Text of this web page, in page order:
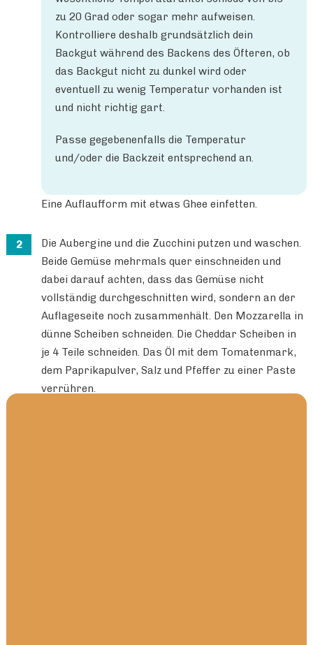
zu 20 Grad oder sogar mehr aufweisen.
Kontrolliere deshalb grundsätzlich dein
Backgut während des Backens des Öfteren, ob
das Backgut nicht zu dunkel wird oder
eventuell zu wenig Temperatur vorhanden ist
und nicht richtig gart.
Passe gegebenenfalls die Temperatur
und/oder die Backzeit entsprechend an.
Eine Auflaufform mit etwas Ghee einfetten.
Die Aubergine und die Zucchini putzen und waschen.
Beide Gemüse mehrmals quer einschneiden und
dabei darauf achten, dass das Gemüse nicht
vollständig durchgeschnitten wird, sondern an der
Auflageseite noch zusammenhält. Den Mozzarella in
dünne Scheiben schneiden. Die Cheddar Scheiben in
je 4 Teile schneiden. Das Öl mit dem Tomatenmark,
dem Paprikapulver, Salz und Pfeffer zu einer Paste
verrühren.